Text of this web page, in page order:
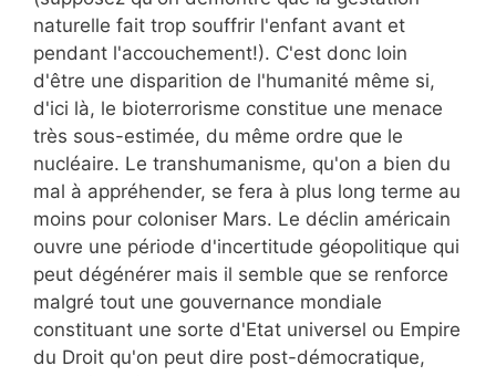
naturelle fait trop souffrir l'enfant avant et
pendant l'accouchement!). C'est donc loin
d'être une disparition de l'humanité même si,
d'ici là, le bioterrorisme constitue une menace
très sous-estimée, du même ordre que le
nucléaire. Le transhumanisme, qu'on a bien du
mal à appréhender, se fera à plus long terme au
moins pour coloniser Mars. Le déclin américain
ouvre une période d'incertitude géopolitique qui
peut dégénérer mais il semble que se renforce
malgré tout une gouvernance mondiale
constituant une sorte d'Etat universel ou Empire
du Droit qu'on peut dire post-démocratique,